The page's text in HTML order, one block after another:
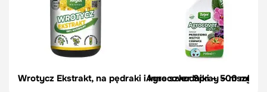
Wrotycz Ekstrakt, na pędraki i inne szkodniki – 500 ml
Agrocover Spray –